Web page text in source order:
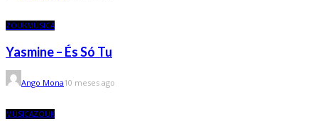
ZOUKMÚSICA
Yasmine – És Só Tu
Ango Mona10 meses ago
MÚSICAZOUK